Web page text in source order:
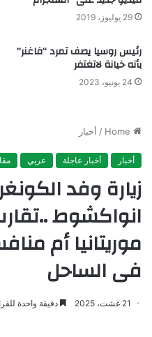
29 يوليوز، 2019
رئيس روسيا يصف تمرد “فاغنر”
بأنه خيانة لاتغتفر
24 يونيو، 2023